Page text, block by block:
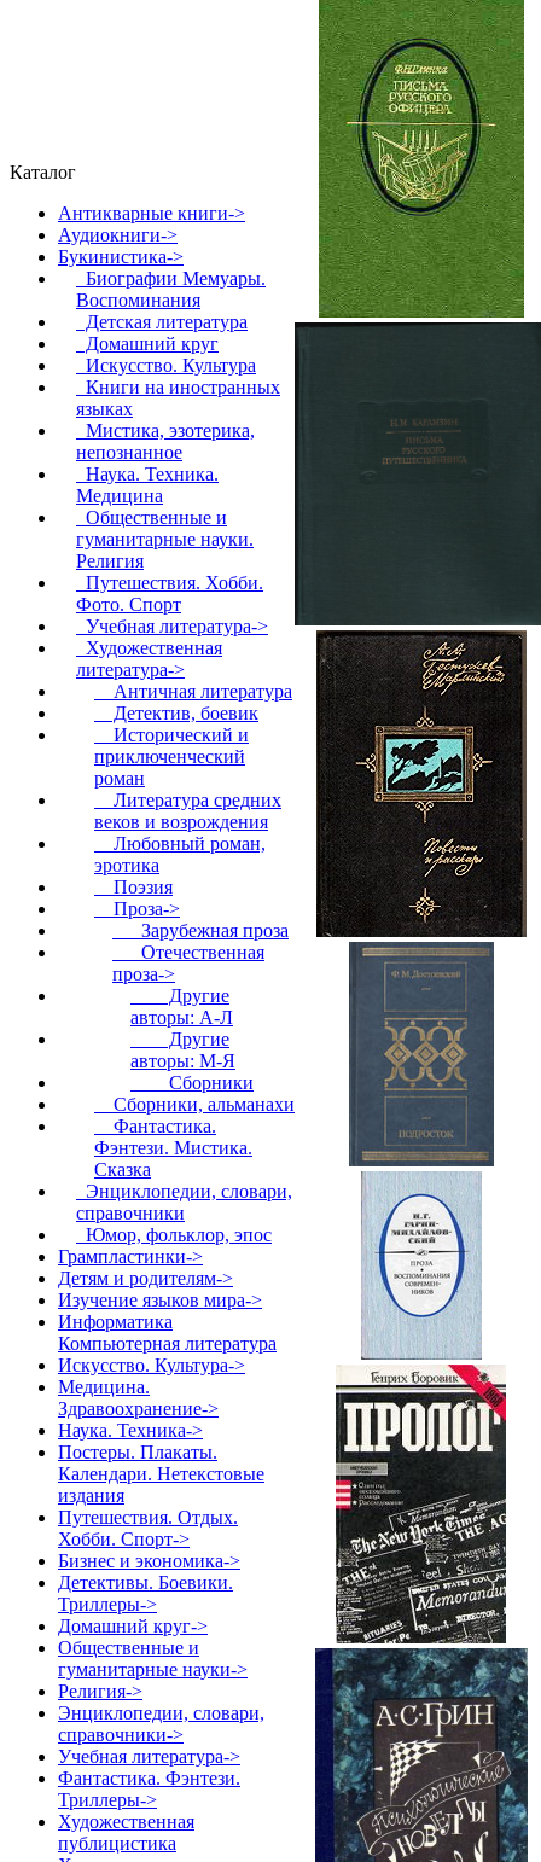
Каталог
Антикварные книги->
Аудиокниги->
Букинистика->
Биографии Мемуары.
Воспоминания
Детская литература
Домашний круг
Искусство. Культура
Книги на иностранных
языках
Мистика, эзотерика,
непознанное
Наука. Техника.
Медицина
Общественные и
гуманитарные науки.
Религия
Путешествия. Хобби.
Фото. Спорт
Учебная литература->
Художественная
литература->
Античная литература
Детектив, боевик
Исторический и
приключенческий
роман
Литература средних
веков и возрождения
Любовный роман,
эротика
Поэзия
Проза->
Зарубежная проза
Отечественная
проза->
Другие
авторы: А-Л
Другие
авторы: М-Я
Сборники
Сборники, альманахи
Фантастика.
Фэнтези. Мистика.
Сказка
Энциклопедии, словари,
справочники
Юмор, фольклор, эпос
Грампластинки->
Детям и родителям->
Изучение языков мира->
Информатика
Компьютерная литература
Искусство. Культура->
Медицина.
Здравоохранение->
Наука. Техника->
Постеры. Плакаты.
Календари. Нетекстовые
издания
Путешествия. Отдых.
Хобби. Спорт->
Бизнес и экономика->
Детективы. Боевики.
Триллеры->
Домашний круг->
Общественные и
гуманитарные науки->
Религия->
Энциклопедии, словари,
справочники->
Учебная литература->
Фантастика. Фэнтези.
Триллеры->
Художественная
публицистика